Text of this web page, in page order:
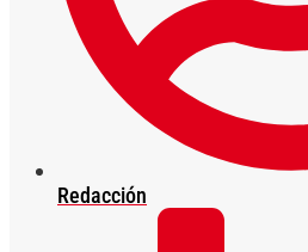
Redacción